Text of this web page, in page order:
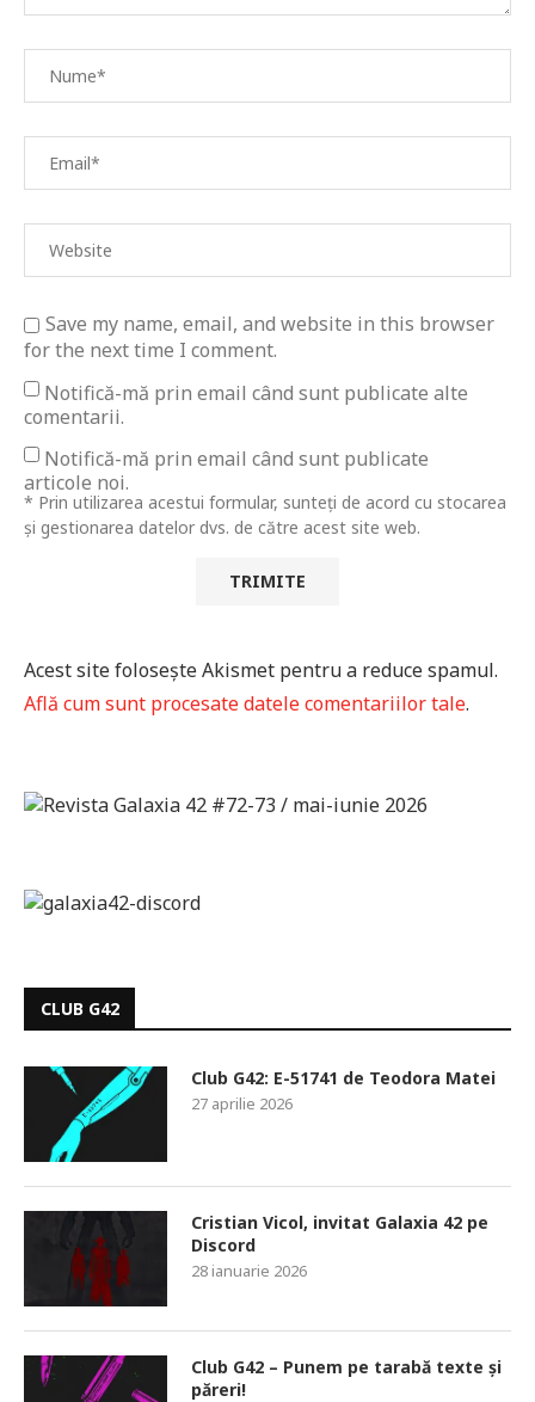
Save my name, email, and website in this browser
for the next time I comment.
Notifică-mă prin email când sunt publicate alte
comentarii.
Notifică-mă prin email când sunt publicate
articole noi.
* Prin utilizarea acestui formular, sunteți de acord cu stocarea
și gestionarea datelor dvs. de către acest site web.
Acest site folosește Akismet pentru a reduce spamul.
Află cum sunt procesate datele comentariilor tale.
CLUB G42
Club G42: E-51741 de Teodora Matei
27 aprilie 2026
Cristian Vicol, invitat Galaxia 42 pe
Discord
28 ianuarie 2026
Club G42 – Punem pe tarabă texte și
păreri!